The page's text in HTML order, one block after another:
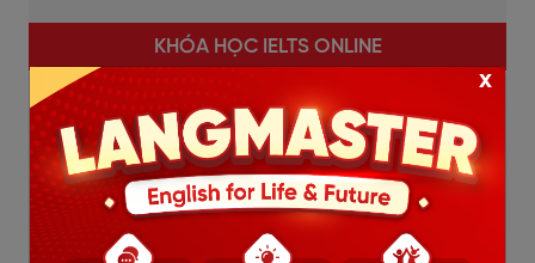
KHÓA HỌC IELTS ONLINE
Sĩ số lớp nhỏ (7-10 học viên), đảm bảo học viên
được quan tâm đồng đều, sát sao.
Giáo viên 7.5+ IELTS, chấm chữa bài trong vòng
24h.
x